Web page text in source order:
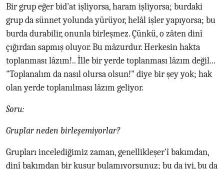
Bir grup eğer bid'at işliyorsa, haram işliyorsa; burdaki
grup da sünnet yolunda yürüyor, helâl işler yapıyorsa; bu
burda durabilir, onunla birleşmez. Çünkü, o zâten dinî
çığırdan sapmış oluyor. Bu mâzurdur. Herkesin hakta
toplanması lâzım!.. İlle bir yerde toplanması lâzım değil...
"Toplanalım da nasıl olursa olsun!" diye bir şey yok; hak
olan yerde toplanılması lâzım geliyor.
Soru:
Gruplar neden birleşemiyorlar?
Grupları incelediğimiz zaman, genellikleşer'î bakımdan,
dinî bakımdan bir kusur bulamıyorsunuz; bu da iyi, bu da